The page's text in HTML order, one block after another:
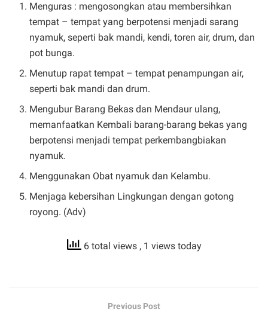
Menguras : mengosongkan atau membersihkan
tempat – tempat yang berpotensi menjadi sarang
nyamuk, seperti bak mandi, kendi, toren air, drum, dan
pot bunga.
Menutup rapat tempat – tempat penampungan air,
seperti bak mandi dan drum.
Mengubur Barang Bekas dan Mendaur ulang,
memanfaatkan Kembali barang-barang bekas yang
berpotensi menjadi tempat perkembangbiakan
nyamuk.
Menggunakan Obat nyamuk dan Kelambu.
Menjaga kebersihan Lingkungan dengan gotong
royong. (Adv)
6 total views , 1 views today
Previous Post